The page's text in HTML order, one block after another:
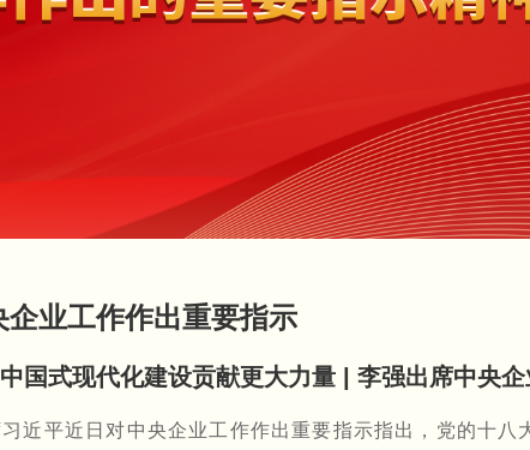
企业工作作出重要指示
国式现代化建设贡献更大力量 | 李强出席中央
平近日对中央企业工作作出重要指示指出，党的十八